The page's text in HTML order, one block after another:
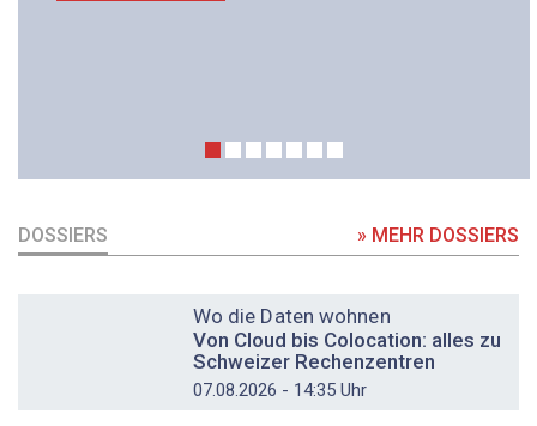
DOSSIERS » MEHR DOSSIERS
Wo die Daten wohnen
Von Cloud bis Colocation: alles zu
Schweizer Rechenzentren
07.08.2026 - 14:35 Uhr